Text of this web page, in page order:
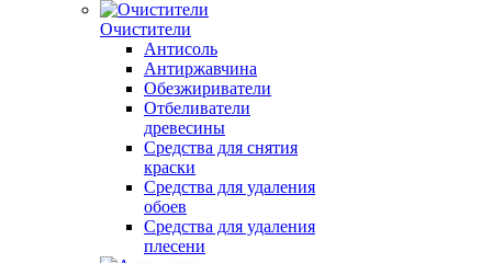
Очистители
Антисоль
Антиржавчина
Обезжириватели
Отбеливатели
древесины
Средства для снятия
краски
Средства для удаления
обоев
Средства для удаления
плесени